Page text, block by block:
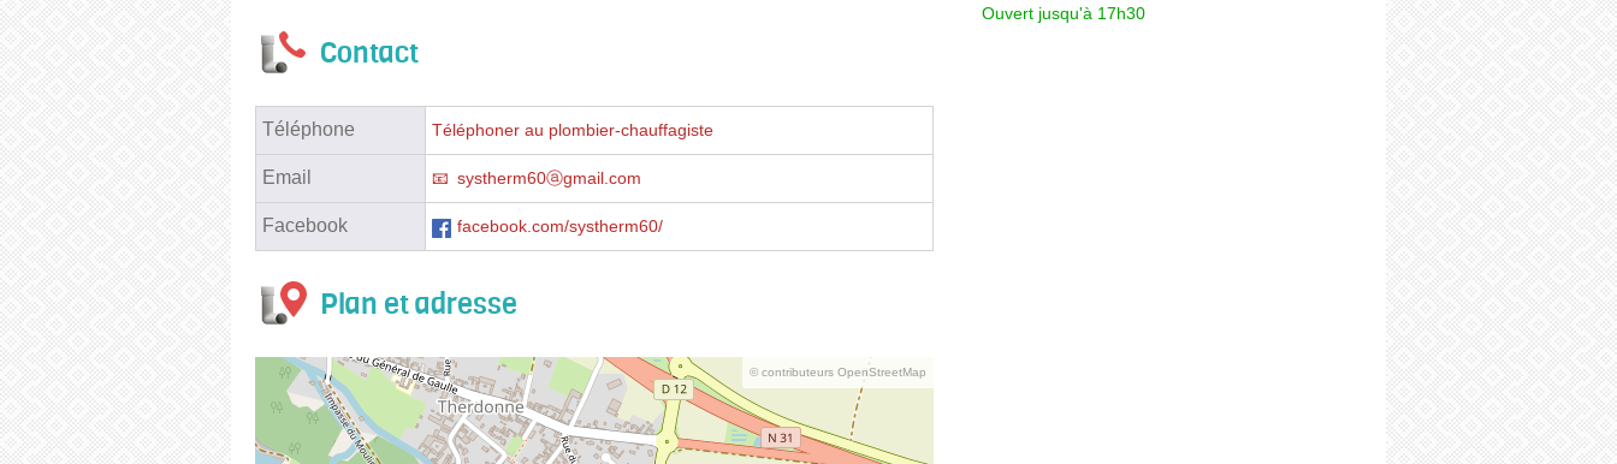
Contact
Téléphone Téléphoner au plombier-chauffagiste
Email systherm60ⓐgmail.com
Facebook facebook.com/systherm60/
Plan et adresse
© contributeurs OpenStreetMap
Ouvert jusqu'à 17h30